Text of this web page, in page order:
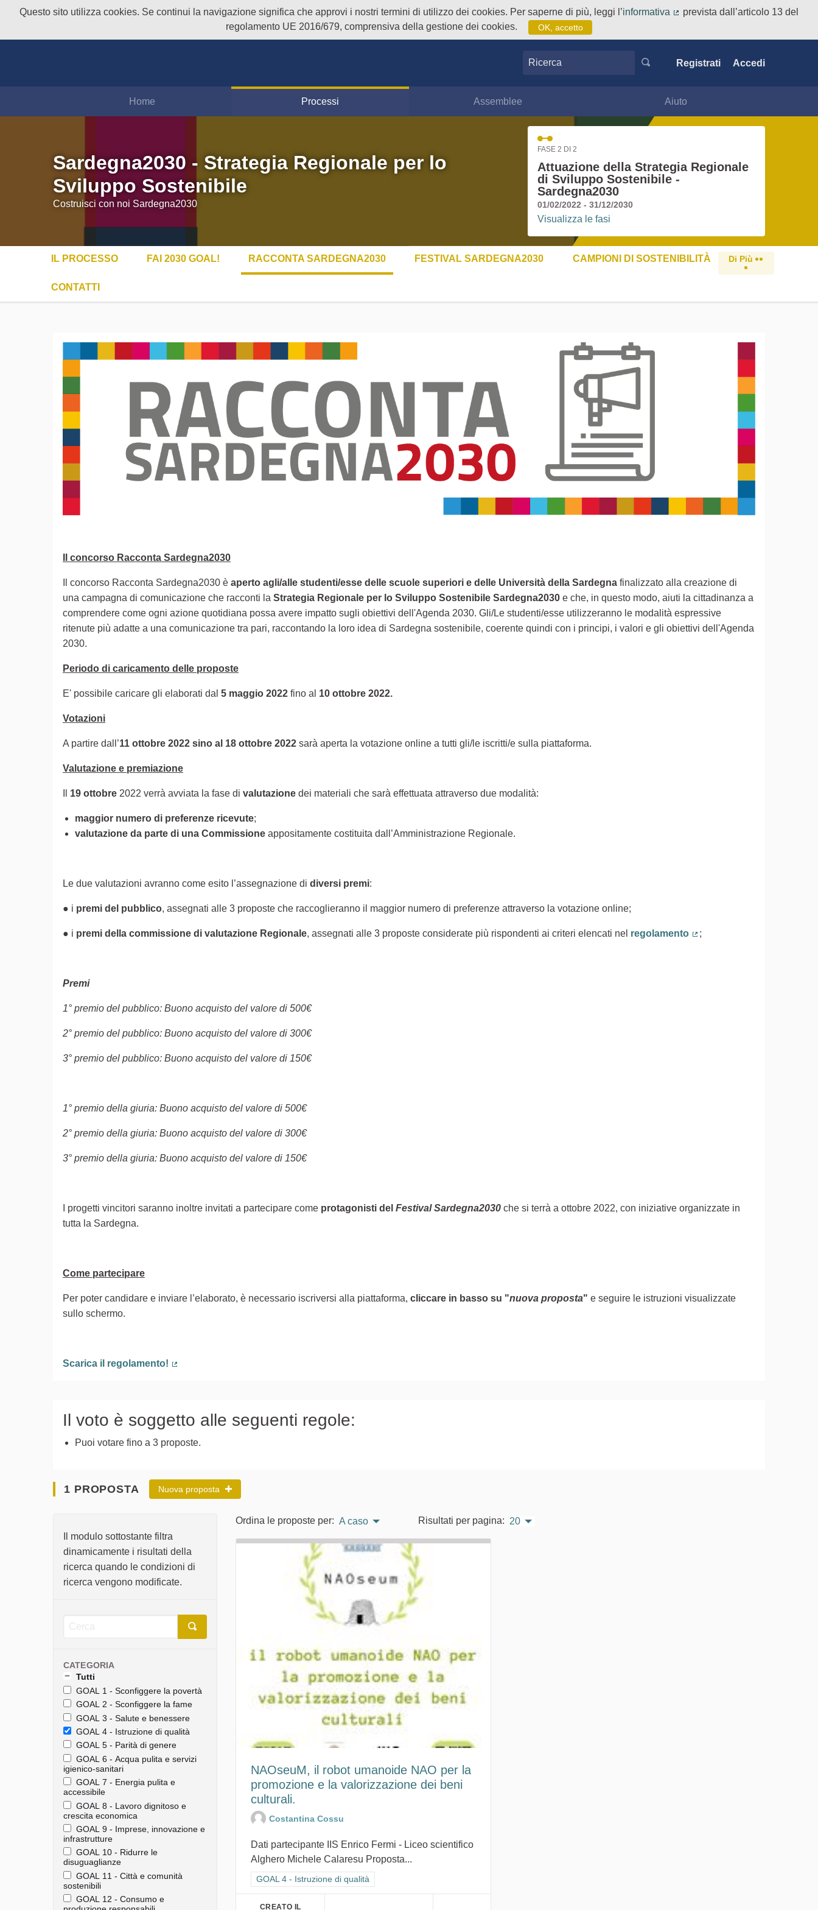
Questo sito utilizza cookies. Se continui la navigazione significa che approvi i nostri termini di utilizzo dei cookies. Per saperne di più, leggi l’informativa
prevista dall’articolo 13 del
regolamento UE 2016/679, comprensiva della gestione dei cookies.
OK, accetto
Ricerca Registrati Accedi
Home Processi Assemblee Aiuto
Sardegna2030 - Strategia Regionale per lo
Sviluppo Sostenibile
Costruisci con noi Sardegna2030
FASE 2 DI 2
Attuazione della Strategia Regionale
di Sviluppo Sostenibile -
Sardegna2030
01/02/2022 - 31/12/2030
Visualizza le fasi
IL PROCESSO FAI 2030 GOAL! RACCONTA SARDEGNA2030 FESTIVAL SARDEGNA2030 CAMPIONI DI SOSTENIBILITÀ
CONTATTI
Di Più
Il concorso Racconta Sardegna2030
Il concorso Racconta Sardegna2030 è aperto agli/alle studenti/esse delle scuole superiori e delle Università della Sardegna finalizzato alla creazione di
una campagna di comunicazione che racconti la Strategia Regionale per lo Sviluppo Sostenibile Sardegna2030 e che, in questo modo, aiuti la cittadinanza a
comprendere come ogni azione quotidiana possa avere impatto sugli obiettivi dell'Agenda 2030. Gli/Le studenti/esse utilizzeranno le modalità espressive
ritenute più adatte a una comunicazione tra pari, raccontando la loro idea di Sardegna sostenibile, coerente quindi con i principi, i valori e gli obiettivi dell'Agenda
2030.
Periodo di caricamento delle proposte
E' possibile caricare gli elaborati dal 5 maggio 2022 fino al 10 ottobre 2022.
Votazioni
A partire dall’11 ottobre 2022 sino al 18 ottobre 2022 sarà aperta la votazione online a tutti gli/le iscritti/e sulla piattaforma.
Valutazione e premiazione
19 ottobre 2022 verrà avviata la fase di valutazione dei materiali che sarà effettuata attraverso due modalità:
maggior numero di preferenze ricevute;
valutazione da parte di una Commissione appositamente costituita dall’Amministrazione Regionale.
Le due valutazioni avranno come esito l’assegnazione di diversi premi:
● i premi del pubblico, assegnati alle 3 proposte che raccoglieranno il maggior numero di preferenze attraverso la votazione online;
● i premi della commissione di valutazione Regionale, assegnati alle 3 proposte considerate più rispondenti ai criteri elencati nel regolamento
;
Premi
1° premio del pubblico: Buono acquisto del valore di 500€
2° premio del pubblico: Buono acquisto del valore di 300€
3° premio del pubblico: Buono acquisto del valore di 150€
1° premio della giuria: Buono acquisto del valore di 500€
2° premio della giuria: Buono acquisto del valore di 300€
3° premio della giuria: Buono acquisto del valore di 150€
I progetti vincitori saranno inoltre invitati a partecipare come protagonisti del Festival Sardegna2030 che si terrà a ottobre 2022, con iniziative organizzate in
tutta la Sardegna.
Come partecipare
Per poter candidare e inviare l’elaborato, è necessario iscriversi alla piattaforma, cliccare in basso su "nuova proposta" e seguire le istruzioni visualizzate
sullo schermo.
Scarica il regolamento!
Il voto è soggetto alle seguenti regole:
Puoi votare fino a 3 proposte.
1 PROPOSTA Nuova proposta
Il modulo sottostante filtra
dinamicamente i risultati della
ricerca quando le condizioni di
ricerca vengono modificate.
CATEGORIA
Tutti
GOAL 1 - Sconfiggere la povertà
GOAL 2 - Sconfiggere la fame
GOAL 3 - Salute e benessere
GOAL 4 - Istruzione di qualità
GOAL 5 - Parità di genere
GOAL 6 - Acqua pulita e servizi
igienico-sanitari
GOAL 7 - Energia pulita e
accessibile
GOAL 8 - Lavoro dignitoso e
crescita economica
GOAL 9 - Imprese, innovazione e
infrastrutture
GOAL 10 - Ridurre le
disuguaglianze
GOAL 11 - Città e comunità
sostenibili
GOAL 12 - Consumo e
Ordina le proposte per: A caso Risultati per pagina: 20
NAOseuM, il robot umanoide NAO per la
promozione e la valorizzazione dei beni
culturali.
Costantina Cossu
Dati partecipante IIS Enrico Fermi - Liceo scientifico
Alghero Michele Calaresu Proposta...
Filtra i risultati per categoria: GOAL 4 - Istruzione di qualità
GOAL 4 - Istruzione di qualità
CREATO IL